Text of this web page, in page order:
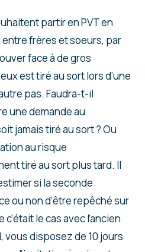
partir en PVT en
frères et soeurs, par
face à de gros
est tiré au sort lors d’une
pas. Faudra-t-il
une demande au
jamais tiré au sort ? Ou
au risque
tiré au sort plus tard. Il
si la seconde
ou non d’être repêché sur
le cas avec l’ancien
vous disposez de 10 jours